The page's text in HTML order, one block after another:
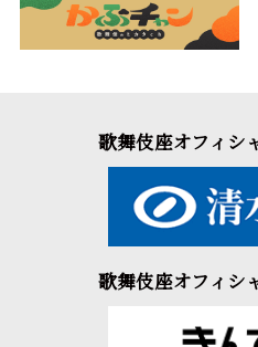
歌舞伎座オフィシ
歌舞伎座オフィシ